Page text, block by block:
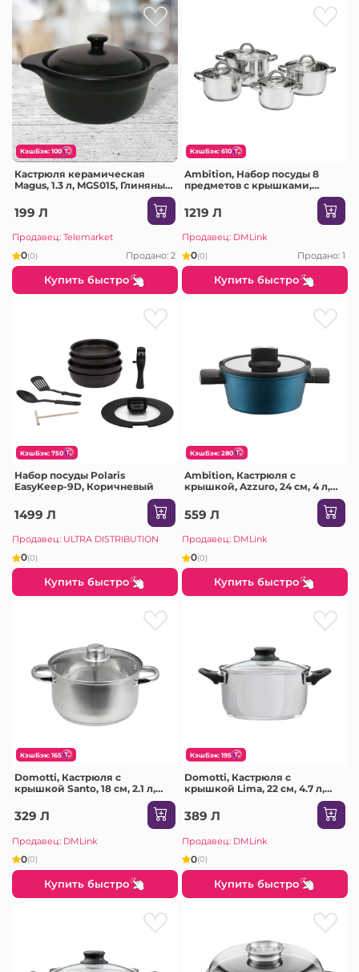
КэшБэк: 100
Кастрюля керамическая
Magus, 1.3 л, MGS015, Глиняный
объемом 1.3 л. Подходит для
запекания мяса, овощей,
газовых, электрических
духовых шкафах
индукционных плитах. А так
же для разогрева и
приготовления пищи в
микроволновых печках.
Главная особенность данного
горшка является то, что его
так же можно использовать
на открытом огне. Глиняная
посуда идеально подходит
для хранения продуктов.
199 Л
Продавец: Telemarket
0(0) Продано: 2
Купить быстро
КэшБэк: 610
Ambition, Набор посуды 8
предметов с крышками,
Berry, нержавеющая сталь,
закаленное стекло
1219 Л
Продавец: DMLink
0(0) Продано: 1
Купить быстро
КэшБэк: 750
Набор посуды Polaris
EasyKeep-9D, Коричневый
1499 Л
Продавец: ULTRA DISTRIBUTION
0(0)
Купить быстро
КэшБэк: 280
Ambition, Кастрюля с
крышкой, Azzuro, 24 см, 4 л,
алюминий, стекло
559 Л
Продавец: DMLink
0(0)
Купить быстро
КэшБэк: 165
Domotti, Кастрюля с
крышкой Santo, 18 см, 2.1 л,
закаленное стекло
329 Л
Продавец: DMLink
0(0)
Купить быстро
КэшБэк: 195
Domotti, Кастрюля с
крышкой Lima, 22 см, 4.7 л,
закаленное стекло
389 Л
Продавец: DMLink
0(0)
Купить быстро